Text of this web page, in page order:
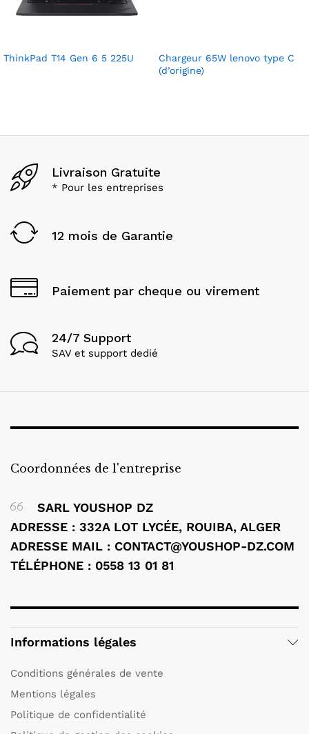
ThinkPad T14 Gen 6 5 225U
Chargeur 65W lenovo type C
(d’origine)
Livraison Gratuite
* Pour les entreprises
12 mois de Garantie
Paiement par cheque ou virement
24/7 Support
SAV et support dedié
Coordonnées de l'entreprise
SARL YOUSHOP DZ
ADRESSE : 332A LOT LYCÉE, ROUIBA, ALGER
ADRESSE MAIL : CONTACT@YOUSHOP-DZ.COM
TÉLÉPHONE : 0558 13 01 81
Informations légales
Conditions générales de vente
Mentions légales
Politique de confidentialité